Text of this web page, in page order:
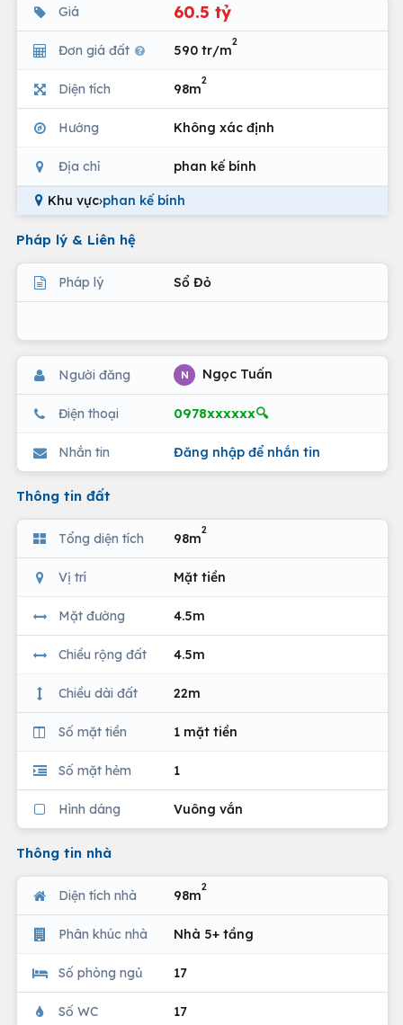
Giá 60.5 tỷ
Đơn giá đất 590 tr/m
2
Diện tích 98m
2
Hướng Không xác định
Địa chỉ phan kế bính
Khu vực›phan kế bính
Pháp lý & Liên hệ
Pháp lý Sổ Đỏ
Người đăng N Ngọc Tuấn
Điện thoại 0978xxxxxx🔍
Nhắn tin Đăng nhập để nhắn tin
Thông tin đất
Tổng diện tích 98m
2
Vị trí Mặt tiền
Mặt đường 4.5m
Chiều rộng đất 4.5m
Chiều dài đất 22m
Số mặt tiền 1 mặt tiền
Số mặt hẻm 1
Hình dáng Vuông vắn
Thông tin nhà
Diện tích nhà 98m
2
Phân khúc nhà Nhà 5+ tầng
Số phòng ngủ 17
Số WC 17